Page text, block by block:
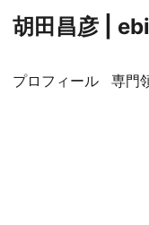
胡田昌彦 |
プロフィール 専門